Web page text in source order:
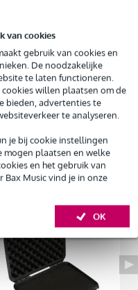
van cookies
gebruik van cookies en
De noodzakelijke
te laten functioneren.
willen plaatsen om de
bieden, advertenties te
te analyseren.
je bij cookie instellingen
mogen plaatsen en welke
en het gebruik van
Music vind je in onze
OK
met korting te kopen
bij een defect